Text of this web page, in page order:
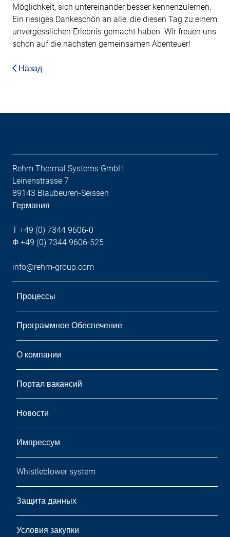
Möglichkeit, sich untereinander besser kennenzulernen.
Ein riesiges Dankeschön an alle, die diesen Tag zu einem
unvergesslichen Erlebnis gemacht haben. Wir freuen uns
schon auf die nächsten gemeinsamen Abenteuer!
Назад
Rehm Thermal Systems GmbH
Leinenstrasse 7
89143 Blaubeuren-Seissen
Германия
T +49 (0) 7344 9606-0
Ф +49 (0) 7344 9606-525
info@rehm-group.com
Процессы
Программное Обеспечение
О компании
Портал вакансий
Новости
Импрессум
Whistleblower system
Защита данных
Условия закупки